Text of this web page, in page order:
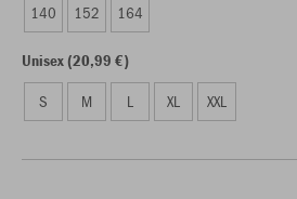
140 152 164
Unisex (20,99 €)
S M L XL XXL